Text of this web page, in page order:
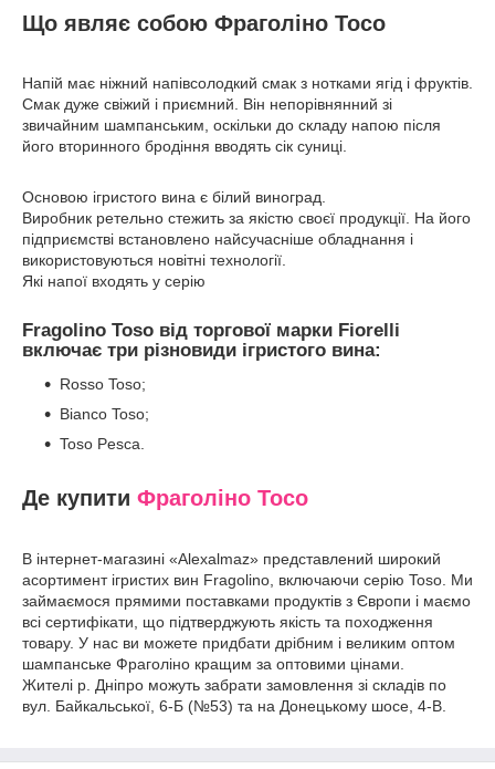
Що являє собою Фраголіно Тосо
Напій має ніжний напівсолодкий смак з нотками ягід і фруктів.
Смак дуже свіжий і приємний. Він непорівнянний зі
звичайним шампанським, оскільки до складу напою після
його вторинного бродіння вводять сік суниці.
Основою ігристого вина є білий виноград.
Виробник ретельно стежить за якістю своєї продукції. На його
підприємстві встановлено найсучасніше обладнання і
використовуються новітні технології.
Які напої входять у серію
Fragolino Toso від торгової марки Fiorelli
включає три різновиди ігристого вина:
Rosso Toso;
Bianco Toso;
Toso Pesca.
Де купити Фраголіно Тосо
В інтернет-магазині «Alexalmaz» представлений широкий
асортимент ігристих вин Fragolino, включаючи серію Toso. Ми
займаємося прямими поставками продуктів з Європи і маємо
всі сертифікати, що підтверджують якість та походження
товару. У нас ви можете придбати дрібним і великим оптом
шампанське Фраголіно кращим за оптовими цінами.
Жителі р. Дніпро можуть забрати замовлення зі складів по
вул. Байкальської, 6-Б (№53) та на Донецькому шосе, 4-В.